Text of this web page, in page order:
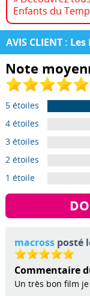
Enfants du
AVIS CLIENT :
Note
5 étoiles
4 étoiles
3 étoiles
2 étoiles
1 étoile
macrossposté
Commentaire
Un très bon film